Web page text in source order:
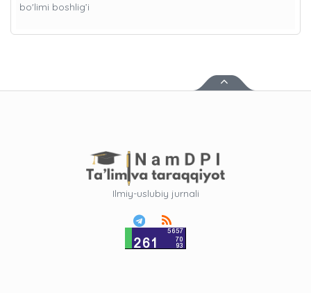
bo'limi boshlig’i
Ilmiy-uslubiy jurnali